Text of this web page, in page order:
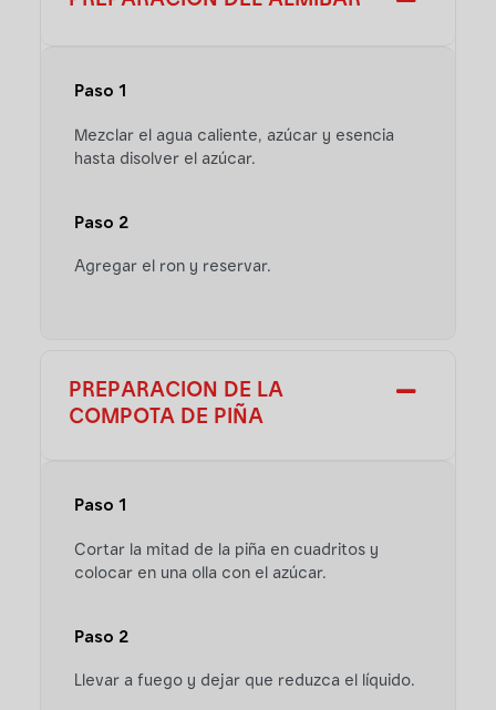
Paso 1
Mezclar el agua caliente, azúcar y esencia
hasta disolver el azúcar.
Paso 2
Agregar el ron y reservar.
PREPARACION DE LA
COMPOTA DE PIÑA
Paso 1
Cortar la mitad de la piña en cuadritos y
colocar en una olla con el azúcar.
Paso 2
Llevar a fuego y dejar que reduzca el líquido.